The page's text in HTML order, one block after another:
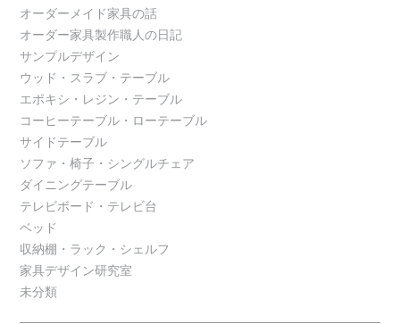
オーダーメイド家具の話
オーダー家具製作職人の日記
サンプルデザイン
ウッド・スラブ・テーブル
エポキシ・レジン・テーブル
コーヒーテーブル・ローテーブル
サイドテーブル
ソファ・椅子・シングルチェア
ダイニングテーブル
テレビボード・テレビ台
ベッド
収納棚・ラック・シェルフ
家具デザイン研究室
未分類